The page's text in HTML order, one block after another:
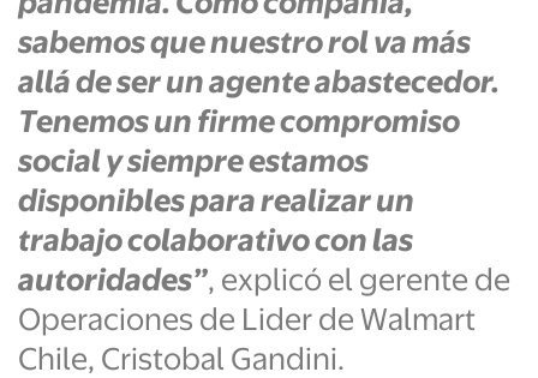
sabemosque nuestro rolva más
allá de ser unagente abastecedor.
Tenemos un firme compromiso
social y siempre estamos
disponibles para realizar un
trabajo colaborativo con las
autoridades”, explicó el gerente de
Operaciones de Lider de Walmart
Chile, Cristobal Gandini.